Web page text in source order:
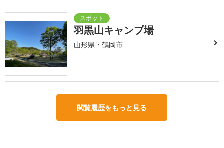
羽黒山キャンプ場
山形県・鶴岡市
閲覧履歴をもっと見る